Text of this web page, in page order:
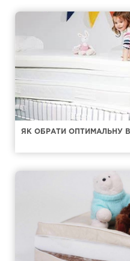
ЯК ОБРАТИ ОПТИМАЛЬНУ